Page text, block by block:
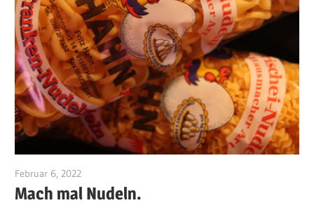
Februar 6, 2022
Mach mal Nudeln.